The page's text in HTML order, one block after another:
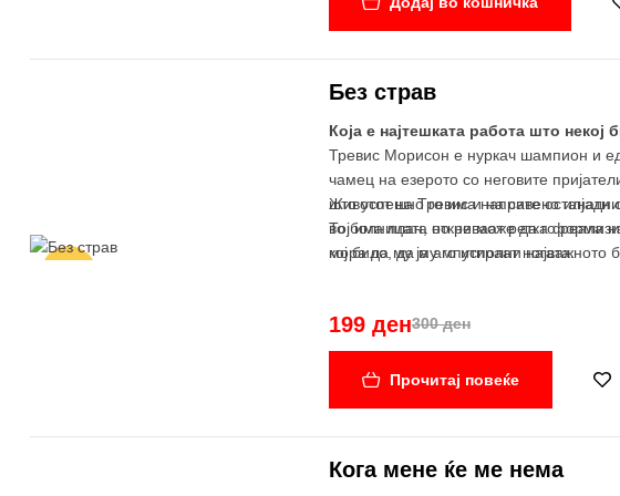
Без страв
Која е најтешката работа што
Тревис Морисон е нуркач шампион и
чамец на езерото со неговите
што успешно го има направено
во болницата откриваат ретка форма
мора да му ја ампутираат ногата.
Животот на Тревис и на сите останати
Тој има план, но не може да го
кој било, да му го исполни
300 ден
199 ден
Прочитај повеќе
Кога мене ќе ме нема